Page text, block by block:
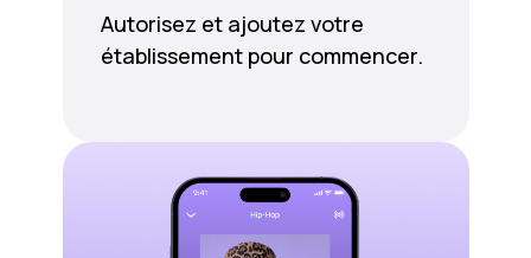
Autorisez et ajoutez votre
établissement pour commencer.